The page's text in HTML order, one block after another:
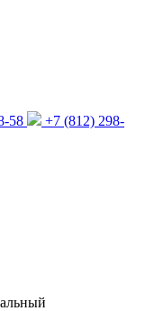
58
+7 (812) 298-